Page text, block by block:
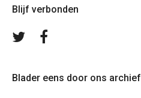
Blijf verbonden
Volg
Blader eens door ons archief